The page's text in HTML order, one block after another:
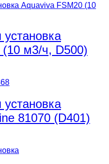
м3/ч, D500)
81070 (D401)